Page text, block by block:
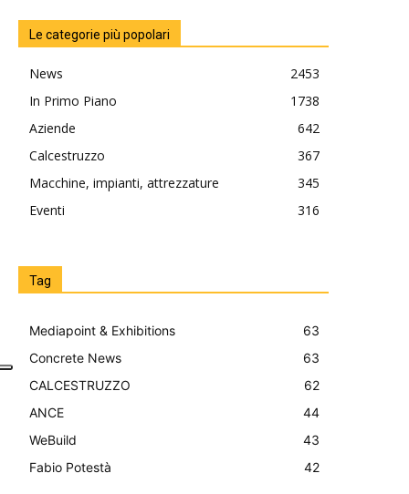
Le categorie più popolari
News
2453
In Primo Piano
1738
Aziende
642
Calcestruzzo
367
Macchine, impianti, attrezzature
345
Eventi
316
Tag
Mediapoint & Exhibitions
63
Concrete News
63
CALCESTRUZZO
62
ANCE
44
WeBuild
43
Fabio Potestà
42